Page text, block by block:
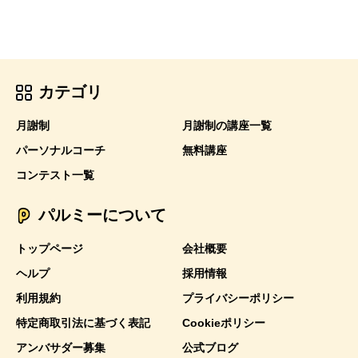
カテゴリ
月謝制
月謝制の講座一覧
パーソナルコーチ
無料講座
コンテスト一覧
パルミーについて
トップページ
会社概要
ヘルプ
採用情報
利用規約
プライバシーポリシー
特定商取引法に基づく表記
Cookieポリシー
アンバサダー募集
公式ブログ